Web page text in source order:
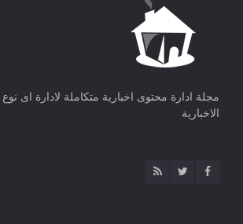
مجلة ادارة محتوى اخبارية متكاملة لادارة اى
الاخبارية